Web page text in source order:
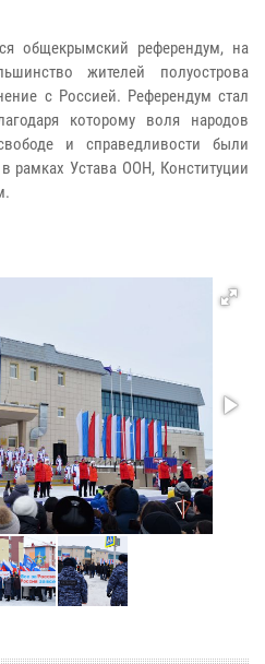
общекрымский референдум, на
жителей полуострова
с Россией. Референдум стал
которому воля народов
и справедливости были
рамках Устава ООН, Конституции